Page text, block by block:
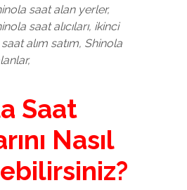
saat alan yerler,
saat alıcıları, ikinci
alım satım, Shinola
Saat
Nasıl